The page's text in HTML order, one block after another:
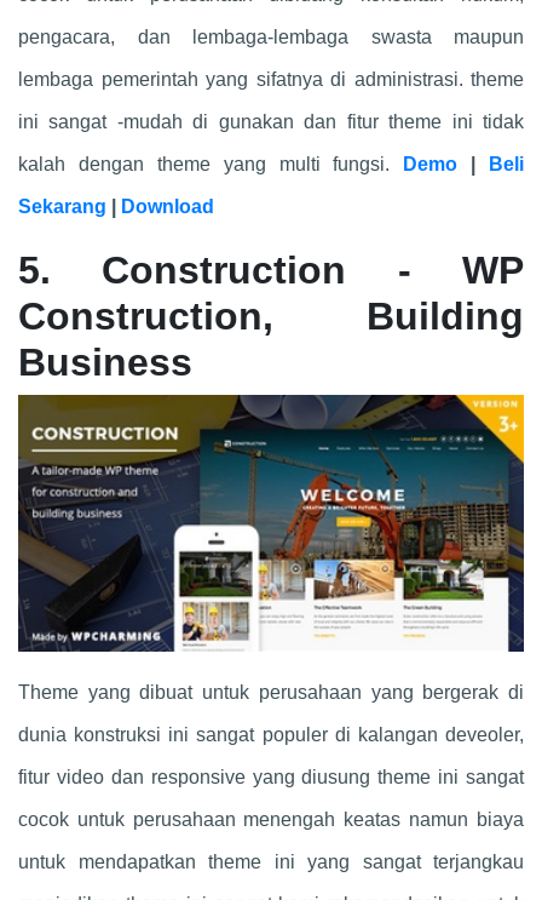
pengacara, dan lembaga-lembaga swasta maupun
lembaga pemerintah yang sifatnya di administrasi. theme
ini sangat -mudah di gunakan dan fitur theme ini tidak
kalah dengan theme yang multi fungsi. Demo Beli
Sekarang Download
5. Construction - WP
Construction, Building
Business
Theme yang dibuat untuk perusahaan yang bergerak di
dunia konstruksi ini sangat populer di kalangan deveoler,
fitur video dan responsive yang diusung theme ini sangat
cocok untuk perusahaan menengah keatas namun biaya
untuk mendapatkan theme ini yang sangat terjangkau